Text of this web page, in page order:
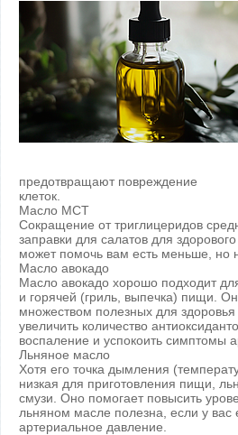
предотвращают повреждение
клеток.
Масло МСТ
Сокращение от триглицеридов
заправки для салатов для
может помочь вам есть меньше, но
Масло авокадо
Масло авокадо хорошо подходит
и горячей (гриль, выпечка) пищи.
множеством полезных для
увеличить количество
воспаление и успокоить симптомы
Льняное масло
Хотя его точка дымления
низкая для приготовления пищи,
смузи. Оно помогает повысить
льняном масле полезна, если у вас
артериальное давление.